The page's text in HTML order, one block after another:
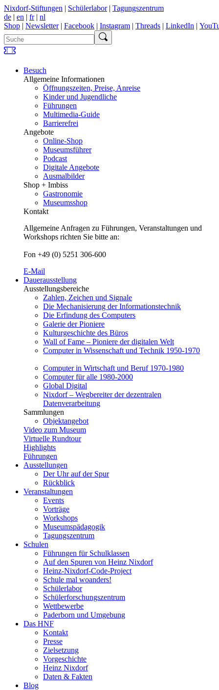
Nixdorf-Stiftungen | Schülerlabor| Tagungszentrum
de | en | fr| nl
Shop | Newsletter| Facebook | Instagram | Threads | LinkedIn |
Besuch
Allgemeine Informationen
Öffnungszeiten, Preise, Anreise
Kinder und Jugendliche
Führungen
Multimedia-Guide
Barrierefrei
Angebote
Online-Shop
Museumsführer
Podcast
Digitale Angebote
Ausmalbilder
Shop + Imbiss
Gastronomie
Museumsshop
Kontakt
Allgemeine Anfragen zu Führungen, Veranstaltungen und
Workshops richten Sie bitte an:
Fon +49 (0) 5251 306-600
E-Mail
Dauerausstellung
Ausstellungsbereiche
Zahlen, Zeichen und Signale
Die Mechanisierung der Informationstechnik
Die Erfindung des Computers
Galerie der Pioniere
Kulturgeschichte des Büros
Wall of Fame – Pioniere der digitalen Welt
Computer in Wissenschaft und Technik 1950-1970
Computer in Wirtschaft und Beruf 1970-1980
Computer für alle 1980-2000
Global Digital
Nixdorf – Wegbereiter der dezentralen
Datenverarbeitung
Sammlungen
Objektangebot
Video zum Museum
Virtuelle Rundtour
Highlights
Führungen
Ausstellungen
Der Uhr auf der Spur
Rückblick
Veranstaltungen
Events
Vorträge
Workshops
Museumspädagogik
Tagungszentrum
Schulen
Führungen für Schulklassen
Auf den Spuren von Heinz Nixdorf
Heinz-Nixdorf-Code-Project
Schule mal woanders!
Schülerlabor
Schülerforschungszentrum
Wettbewerbe
Paderborn und Umgebung
Das HNF
Kontakt
Presse
Zielsetzung
Vorgeschichte
Heinz Nixdorf
Daten & Fakten
Blog